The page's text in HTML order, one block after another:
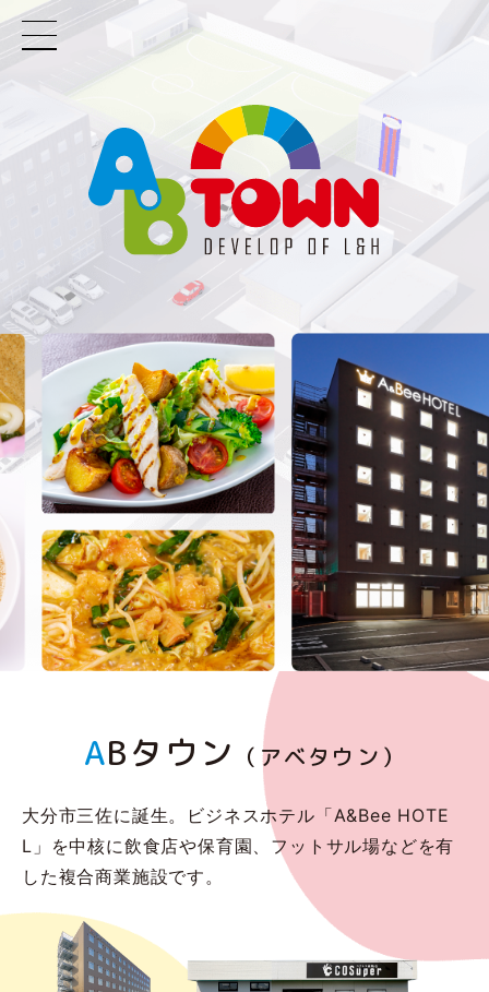
ABタウン （アベタウン）
大分市三佐に誕生。ビジネスホテル「A&Bee HOTE
L」を中核に飲食店や保育園、フットサル場などを有
した複合商業施設です。